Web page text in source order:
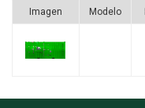
Imagen Modelo